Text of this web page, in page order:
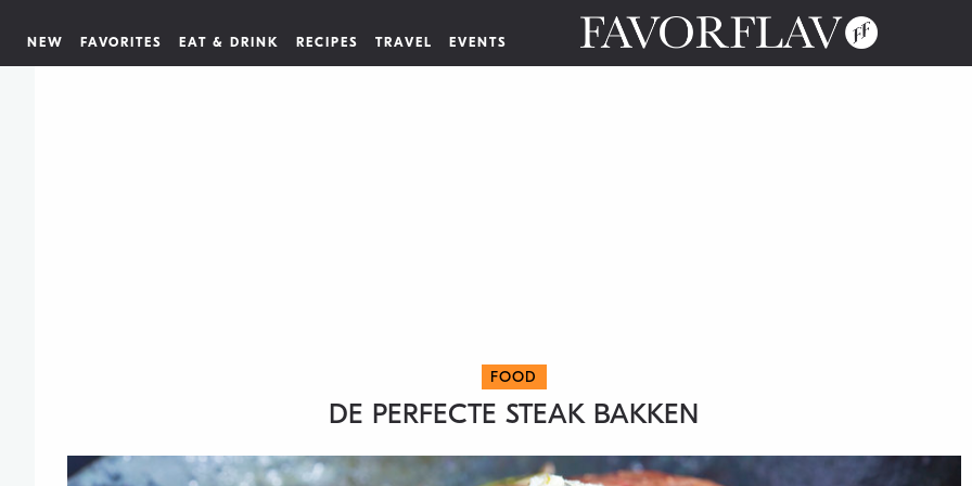
NEW FAVORITES EAT & DRINK RECIPES TRAVEL EVENTS
FOOD
DE PERFECTE STEAK BAKKEN